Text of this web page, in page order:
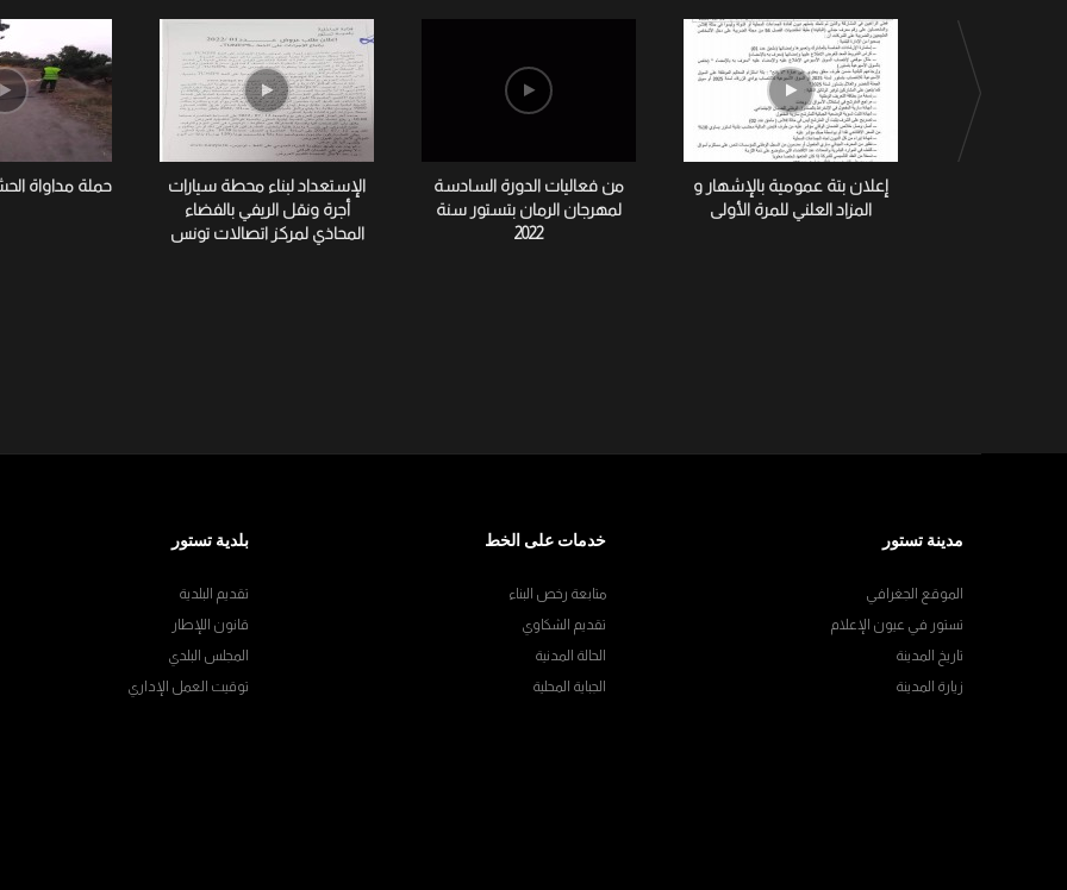
إعلان بتة عمومية بالإشهار و
المزاد العلني للمرة الأولى
من فعاليات الدورة السادسة
لمهرجان الرمان بتستور سنة
2022
الإستعداد لبناء محطة سيارات
أجرة ونقل الريفي بالفضاء
المحاذي لمركز اتصالات تونس
حملة مداواة
مدينة تستور
الموقع الجغرافي
تستور في عيون الإعلام
تاريخ المدينة
زيارة المدينة
خدمات على الخط
متابعة رخص البناء
تقديم الشكاوي
الحالة المدنية
الجباية المحلية
بلدية تستور
تقديم البلدية
قانون اللإطار
المجلس البلدي
توقيت العمل الإداري